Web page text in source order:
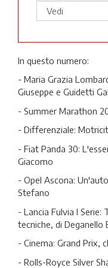
In questo numero:
- Maria Grazia
Giuseppe e Guidetti
- Summer Marathon
- Differenziale:
- Fiat Panda 30:
Giacomo
- Opel Ascona:
Stefano
- Lancia Fulvia I
tecniche, di Deganello
- Cinema: Grand Prix,
- Rolls-Royce Silver